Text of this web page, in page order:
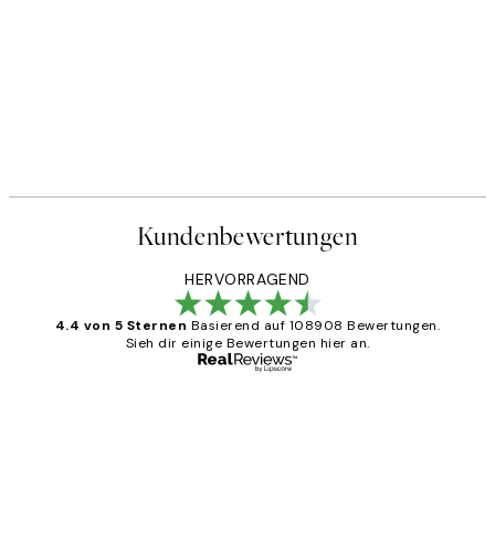
Kundenbewertungen
HERVORRAGEND
4.4 von 5 Sternen Basierend auf 108908 Bewertungen.
Sieh dir einige Bewertungen hier an.